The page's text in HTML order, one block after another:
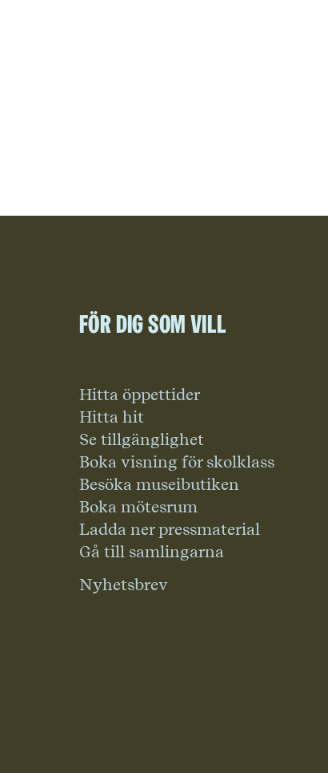
För dig som vill
Hitta öppettider
Hitta hit
Se tillgänglighet
Boka visning för skolklass
Besöka museibutiken
Boka mötesrum
Ladda ner pressmaterial
Gå till samlingarna
Nyhetsbrev